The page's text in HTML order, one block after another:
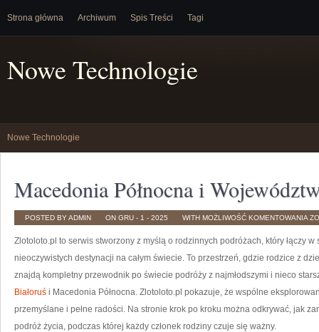
Strona główna Archiwum Spis Treści Tagi
Nowe Technologie
Nowe Technologie
Macedonia Północna i
POSTED BY ADMIN ON GRU - 1 - 2025 WITH MOŻLIWOŚĆ KOMENTOWANIA
Zlotoloto.pl to serwis stworzony z myślą o rodzinnych podróżach, który łączy
nieoczywistych destynacji na całym świecie. To przestrzeń, gdzie rodzice z
znajdą kompletny przewodnik po świecie podróży z najmłodszymi i nieco
Białoruś i Macedonia Północna. Zlotoloto.pl pokazuje, że wspólne
przemyślane i pełne radości. Na stronie krok po kroku można odkrywać, jak
podróż życia, podczas której każdy członek rodziny czuje się ważny.